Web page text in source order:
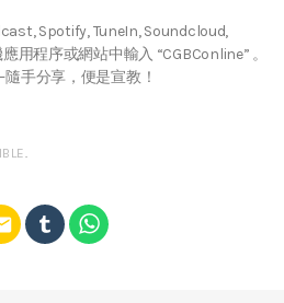
Spotify, TuneIn, Soundcloud,
程序或網站中輸入 “CGBConline” 。
手分享，便是宣教！
.